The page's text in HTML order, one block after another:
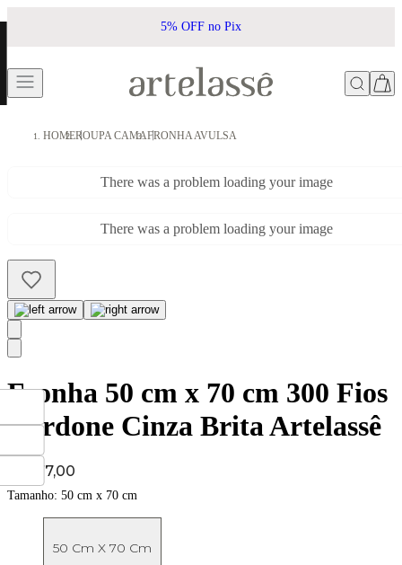
5% OFF no Pix
HOMEROUPA CAMAFRONHA AVULSA
There was a problem loading your image
There was a problem loading your image
Fronha 50 cm x 70 cm 300 Fios
Cordone Cinza Brita Artelassê
Price:
R$ 177,00
Tamanho: 50 cm x 70 cm
50 Cm X 70 Cm